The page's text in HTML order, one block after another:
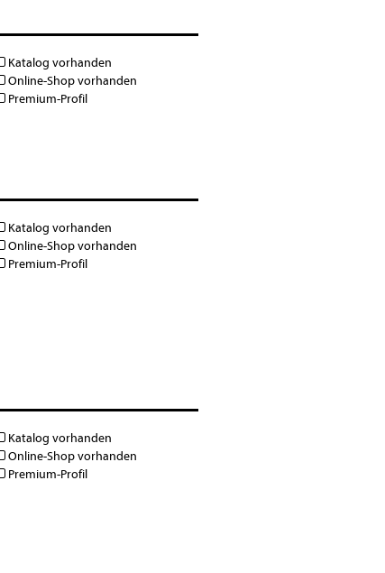
Katalog vorhanden
Online-Shop vorhanden
Premium-Profil
Katalog vorhanden
Online-Shop vorhanden
Premium-Profil
Katalog vorhanden
Online-Shop vorhanden
Premium-Profil